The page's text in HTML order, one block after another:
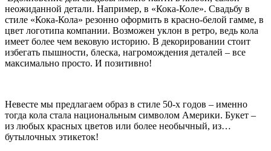
неожиданной детали. Например, в «Кока-Коле». Свадьбу в
стиле «Кока-Кола» резонно оформить в красно-белой гамме, в
цвет логотипа компании. Возможен уклон в ретро, ведь кола
имеет более чем вековую историю. В декорировании стоит
избегать пышности, блеска, нагромождения деталей – все
максимально просто. И позитивно!
Невесте мы предлагаем образ в стиле 50-х годов – именно
тогда кола стала национальным символом Америки. Букет –
из любых красных цветов или более необычный, из…
бутылочных этикеток!